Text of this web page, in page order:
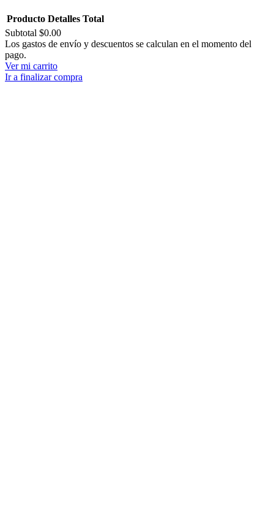
Productos
del
carrito
Producto Detalles Total
Subtotal $0.00
Los gastos de envío y descuentos se calculan en el momento del
pago.
Ver mi carrito
Ir a finalizar compra